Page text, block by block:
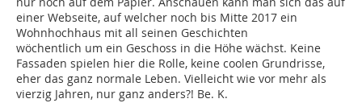
einer Webseite, auf welcher noch bis Mitte 2017 ein
Wohnhochhaus mit all seinen Geschichten
wöchentlich um ein Geschoss in die Höhe wächst. Keine
Fassaden spielen hier die Rolle, keine coolen Grundrisse,
eher das ganz normale Leben. Vielleicht wie vor mehr als
vierzig Jahren, nur ganz anders?! Be. K.